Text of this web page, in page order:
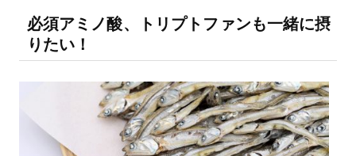
必須アミノ酸、トリプトファンも一緒に摂
りたい！